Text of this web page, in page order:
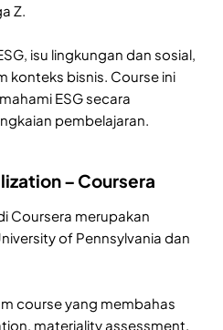
Z.
isu lingkungan dan sosial,
konteks bisnis. Course ini
ESG secara
pembelajaran.
– Coursera
Coursera merupakan
of Pennsylvania dan
course yang membahas
materiality assessment,